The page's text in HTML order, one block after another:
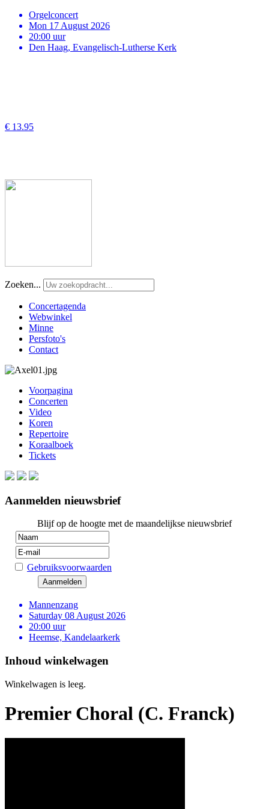
Orgelconcert
Mon 17 August 2026
20:00 uur
Den Haag, Evangelisch-Lutherse Kerk
€ 13.95
Zoeken...
Concertagenda
Webwinkel
Minne
Persfoto's
Contact
Voorpagina
Concerten
Video
Koren
Repertoire
Koraalboek
Tickets
Aanmelden nieuwsbrief
Blijf op de hoogte met de maandelijkse nieuwsbrief
Gebruiksvoorwaarden
Mannenzang
Saturday 08 August 2026
20:00 uur
Heemse, Kandelaarkerk
Inhoud winkelwagen
Winkelwagen is leeg.
Premier Choral (C. Franck)